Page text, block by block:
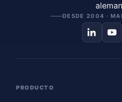
DESDE 2004 ·
PRODUCTO